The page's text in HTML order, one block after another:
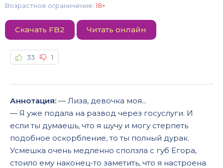
Возрастное ограничение: 18+
Скачать FB2 Читать онлайн
33 1
Аннотация: — Лиза, девочка моя...
— Я уже подала на развод через госуслуги. И
если ты думаешь, что я шучу и могу стерпеть
подобное оскорбление, то ты полный дурак.
Усмешка очень медленно сползла с губ Егора,
стоило ему наконец-то заметить, что я настроена